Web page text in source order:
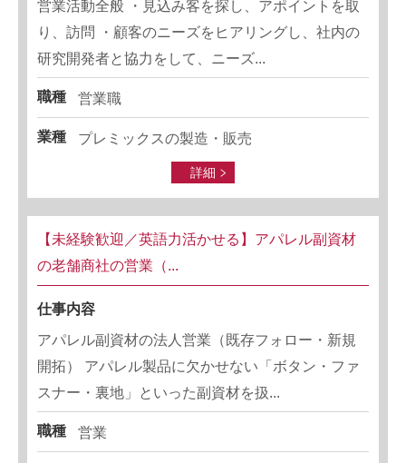
営業活動全般 ・見込み客を探し、アポイントを取
り、訪問 ・顧客のニーズをヒアリングし、社内の
研究開発者と協力をして、ニーズ...
職種 営業職
業種 プレミックスの製造・販売
詳細
【未経験歓迎／英語力活かせる】アパレル副資材
の老舗商社の営業（...
仕事内容
アパレル副資材の法人営業（既存フォロー・新規
開拓） アパレル製品に欠かせない「ボタン・ファ
スナー・裏地」といった副資材を扱...
職種 営業